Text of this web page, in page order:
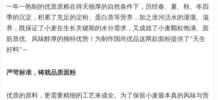
一年一熟制的优质原粮在得天独厚的自然条件下，历经春、夏、秋、冬四
季的沉淀，积累了充足的淀粉、蛋白质等营养，加之淮河活水的灌溉、滋
养，既保证了小麦在生长关键期的水分需求，又成就了小麦颗粒饱满、面
筋质优、风味醇厚的独特优势！为制作国尚优品这两款面粉提供了“天生
好料”～
严苛标准，铸就品质面粉
优质的原料，更需要精细的工艺来成全。为了保留小麦最本真的风味与营